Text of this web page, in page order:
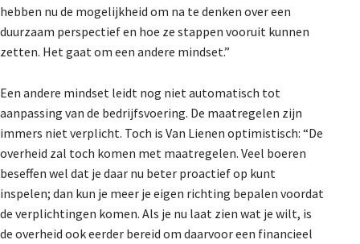
hebben nu de mogelijkheid om na te denken over een
duurzaam perspectief en hoe ze stappen vooruit kunnen
zetten. Het gaat om een andere mindset.”
Een andere mindset leidt nog niet automatisch tot
aanpassing van de bedrijfsvoering. De maatregelen zijn
immers niet verplicht. Toch is Van Lienen optimistisch: “De
overheid zal toch komen met maatregelen. Veel boeren
beseffen wel dat je daar nu beter proactief op kunt
inspelen; dan kun je meer je eigen richting bepalen voordat
de verplichtingen komen. Als je nu laat zien wat je wilt, is
de overheid ook eerder bereid om daarvoor een financieel